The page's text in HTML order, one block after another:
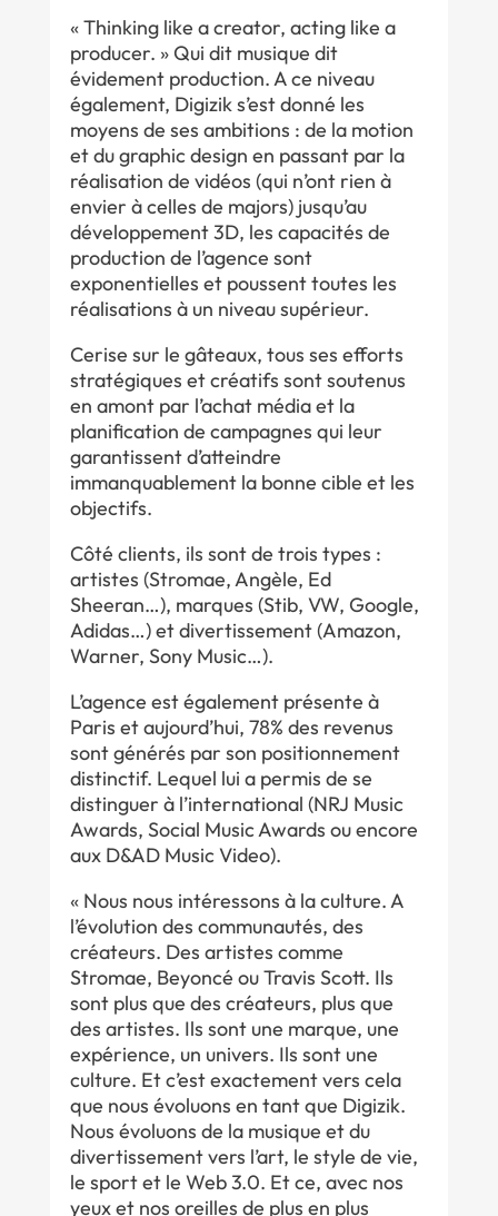
« Thinking like a creator, acting like a
producer. » Qui dit musique dit
évidement production. A ce niveau
également, Digizik s’est donné les
moyens de ses ambitions : de la motion
et du graphic design en passant par la
réalisation de vidéos (qui n’ont rien à
envier à celles de majors) jusqu’au
développement 3D, les capacités de
production de l’agence sont
exponentielles et poussent toutes les
réalisations à un niveau supérieur.
Cerise sur le gâteaux, tous ses efforts
stratégiques et créatifs sont soutenus
en amont par l’achat média et la
planification de campagnes qui leur
garantissent d’atteindre
immanquablement la bonne cible et les
objectifs.
Côté clients, ils sont de trois types :
artistes (Stromae, Angèle, Ed
Sheeran…), marques (Stib, VW, Google,
Adidas…) et divertissement (Amazon,
Warner, Sony Music…).
L’agence est également présente à
Paris et aujourd’hui, 78% des revenus
sont générés par son positionnement
distinctif. Lequel lui a permis de se
distinguer à l’international (NRJ Music
Awards, Social Music Awards ou encore
aux D&AD Music Video).
« Nous nous intéressons à la culture. A
l’évolution des communautés, des
créateurs. Des artistes comme
Stromae, Beyoncé ou Travis Scott. Ils
sont plus que des créateurs, plus que
des artistes. Ils sont une marque, une
expérience, un univers. Ils sont une
culture. Et c’est exactement vers cela
que nous évoluons en tant que Digizik.
Nous évoluons de la musique et du
divertissement vers l’art, le style de vie,
le sport et le Web 3.0. Et ce, avec nos
yeux et nos oreilles de plus en plus